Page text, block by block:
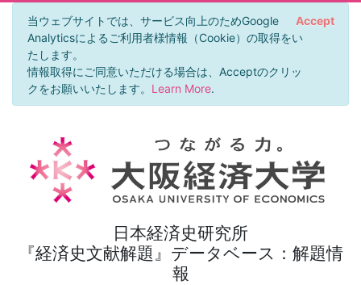
当ウェブサイトでは、サービス向上のためGoogle
Analyticsによるご利用者様情報（Cookie）の取得をい
たします。
情報取得にご同意いただける場合は、Acceptのクリッ
クをお願いいたします。 Learn More.
Accept
日本経済史研究所
『経済史文献解題』データベース：解題情
報